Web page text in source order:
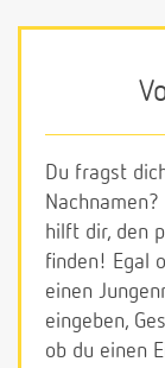
Du fragst
hilft dir, den
finden! Egal
einen
eingeben,
ob du einen